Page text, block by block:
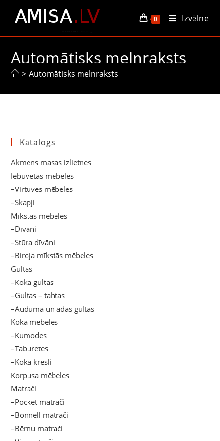
0 Izvēlne
Automātisks melnraksts
> Automātisks melnraksts
Katalogs
Akmens masas izlietnes
Iebūvētās mēbeles
–Virtuves mēbeles
–Skapji
Mīkstās mēbeles
–Dīvāni
–Stūra dīvāni
–Biroja mīkstās mēbeles
Gultas
–Koka gultas
–Gultas – tahtas
–Auduma un ādas gultas
Koka mēbeles
–Kumodes
–Taburetes
–Koka krēsli
Korpusa mēbeles
Matrači
–Pocket matrači
–Bonnell matrači
–Bērnu matrači